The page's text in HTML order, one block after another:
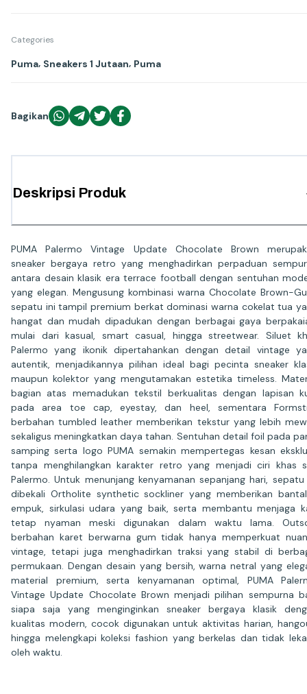
Categories
Puma Sneakers 1 Jutaan Puma
Bagikan
Deskripsi Produk
PUMA Palermo Vintage Update Chocolate Brown
sneaker bergaya retro yang menghadirkan perpaduan
antara desain klasik era terrace football dengan sentuhan
yang elegan. Mengusung kombinasi warna Chocolate Brown-
sepatu ini tampil premium berkat dominasi warna cokelat tua
hangat dan mudah dipadukan dengan berbagai gaya
mulai dari kasual, smart casual, hingga streetwear. Siluet
Palermo yang ikonik dipertahankan dengan detail vintage
autentik, menjadikannya pilihan ideal bagi pecinta sneaker
maupun kolektor yang mengutamakan estetika timeless.
bagian atas memadukan tekstil berkualitas dengan lapisan
pada area toe cap, eyestay, dan heel, sementara
berbahan tumbled leather memberikan tekstur yang lebih
sekaligus meningkatkan daya tahan. Sentuhan detail foil pada
samping serta logo PUMA semakin mempertegas kesan
tanpa menghilangkan karakter retro yang menjadi ciri khas
Palermo. Untuk menunjang kenyamanan sepanjang hari, sepatu
dibekali Ortholite synthetic sockliner yang memberikan
empuk, sirkulasi udara yang baik, serta membantu menjaga
tetap nyaman meski digunakan dalam waktu lama.
berbahan karet berwarna gum tidak hanya memperkuat
vintage, tetapi juga menghadirkan traksi yang stabil di
permukaan. Dengan desain yang bersih, warna netral yang
material premium, serta kenyamanan optimal, PUMA
Vintage Update Chocolate Brown menjadi pilihan sempurna
siapa saja yang menginginkan sneaker bergaya klasik
kualitas modern, cocok digunakan untuk aktivitas harian,
hingga melengkapi koleksi fashion yang berkelas dan tidak
oleh waktu.